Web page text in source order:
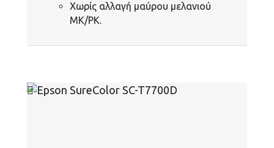
Χωρίς αλλαγή μαύρου μελανιού
MK/PK.